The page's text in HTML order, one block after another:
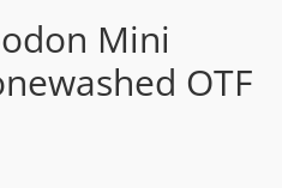
Mini
OTF